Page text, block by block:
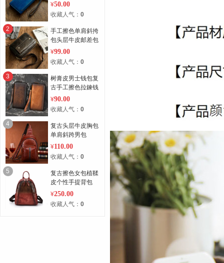
¥50.00
收藏人气： 0
2
手工擦色单肩斜挎
包头层牛皮邮差包
¥99.00
收藏人气： 0
3
树膏皮男士钱包复
古手工擦色拉鍊钱
包
¥90.00
收藏人气： 0
4
复古头层牛皮胸包
单肩斜跨男包
¥110.00
收藏人气： 0
5
复古擦色女包植鞣
皮个性手提背包
¥250.00
收藏人气： 0